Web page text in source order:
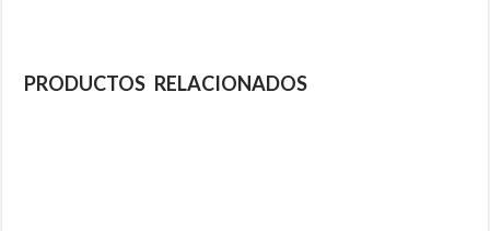
PRODUCTOS RELACIONADOS